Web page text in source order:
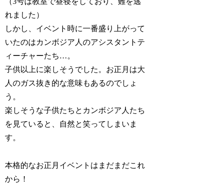
れました）
しかし、イベント時に一番盛り上がって
いたのはカンボジア人のアシスタントテ
ィーチャーたち…。
子供以上に楽しそうでした。お正月は大
人のガス抜き的な意味もあるのでしょ
う。
楽しそうな子供たちとカンボジア人たち
を見ていると、自然と笑ってしまいま
す。
本格的なお正月イベントはまだまだこれ
から！